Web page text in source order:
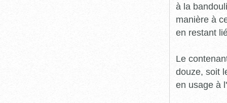
à la
manière à
en restant
Le
douze, soit
en usage à